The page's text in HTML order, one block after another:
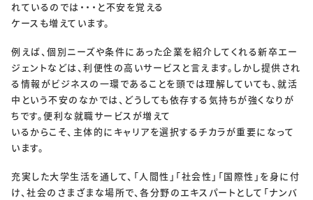
れているのでは・・・と不安を覚える
ケースも増えています。
例えば、個別ニーズや条件にあった企業を紹介してくれる新卒エー
ジェントなどは、利便性の高いサービスと言えます。しかし提供され
る情報がビジネスの一環であることを頭では理解していても、就活
中という不安のなかでは、どうしても依存する気持ちが強くなりが
ちです。便利な就職サービスが増えて
いるからこそ、主体的にキャリアを選択するチカラが重要になって
います。
充実した大学生活を通して、「人間性」「社会性」「国際性」を身に付
け、社会のさまざまな場所で、各分野のエキスパートとして「ナンバ